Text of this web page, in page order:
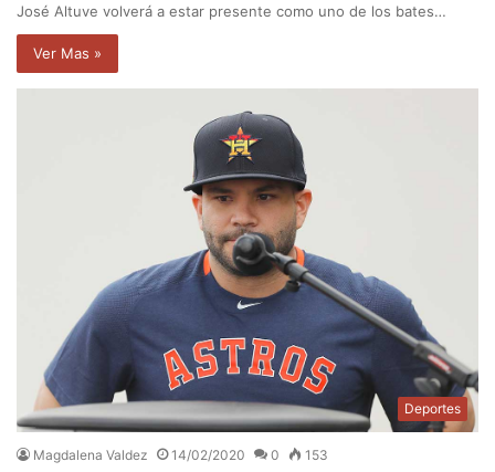
José Altuve volverá a estar presente como uno de los bates…
Ver Mas »
Deportes
Magdalena Valdez 14/02/2020 0 153